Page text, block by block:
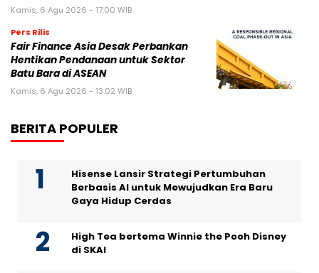
Kamis, 6 Agu 2026 - 17:00 WIB
Pers Rilis
Fair Finance Asia Desak Perbankan
Hentikan Pendanaan untuk Sektor
Batu Bara di ASEAN
Kamis, 6 Agu 2026 - 13:02 WIB
BERITA POPULER
Hisense Lansir Strategi Pertumbuhan
Berbasis AI untuk Mewujudkan Era Baru
Gaya Hidup Cerdas
High Tea bertema Winnie the Pooh Disney
di SKAI